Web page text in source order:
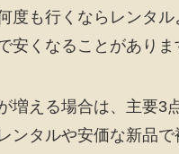
度も行くならレンタ
安くなることがありま
増える場合は、主要3
ンタルや安価な新品で